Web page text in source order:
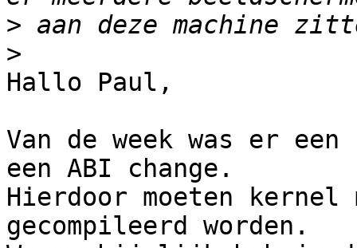
>
>
Hallo Paul,
Van de week was er
een ABI change.
Hierdoor moeten kernel
gecompileerd worden.